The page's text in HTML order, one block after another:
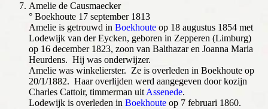
Amelie de Causmaecker
° Boekhoute 17 september 1813
Amelie is getrouwd in Boekhoute op 18 augustus 1854 met
Lodewijk van der Eycken, geboren in Zepperen (Limburg)
op 16 december 1823, zoon van Balthazar en Joanna Maria
Heurdens. Hij was onderwijzer.
Amelie was winkelierster. Ze is overleden in Boekhoute op
20/1/1882. Haar overlijden werd aangegeven door kozijn
Charles Cattoir, timmerman uit Assenede.
Lodewijk is overleden in Boekhoute op 7 februari 1860.